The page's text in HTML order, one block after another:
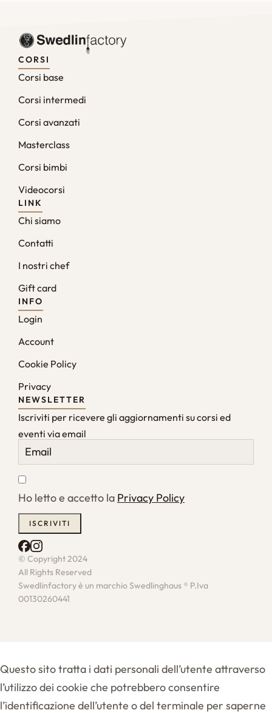
CORSI
Corsi base
Corsi intermedi
Corsi avanzati
Masterclass
Corsi bimbi
Videocorsi
LINK
Chi siamo
Contatti
I nostri chef
Gift card
INFO
Login
Account
Cookie Policy
Privacy
NEWSLETTER
Iscriviti per ricevere gli aggiornamenti su corsi ed
eventi via email
Ho letto e accetto la Privacy Policy
© Copyright 2024
All Rights Reserved
Swedlinfactory è un marchio Swedlinghaus ® P.Iva
00130260441
Questo sito tratta i dati personali dell’utente attraverso
l’utilizzo dei cookie che potrebbero consentire
l’identificazione dell’utente o del terminale per saperne